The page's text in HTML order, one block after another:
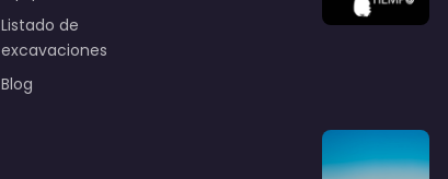
Listado de
excavaciones
Blog